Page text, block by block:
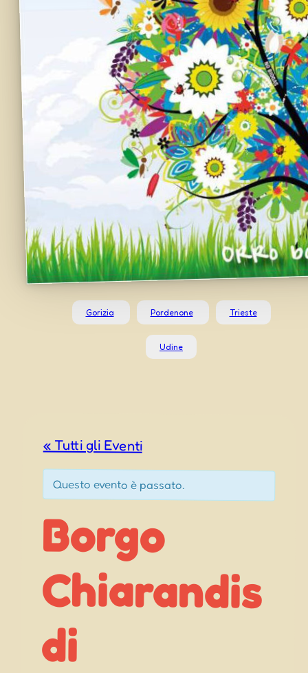
Gorizia Pordenone Trieste
Udine
« Tutti gli Eventi
Questo evento è passato.
Borgo
Chiarandis
di
Ciconicco
Fieste di